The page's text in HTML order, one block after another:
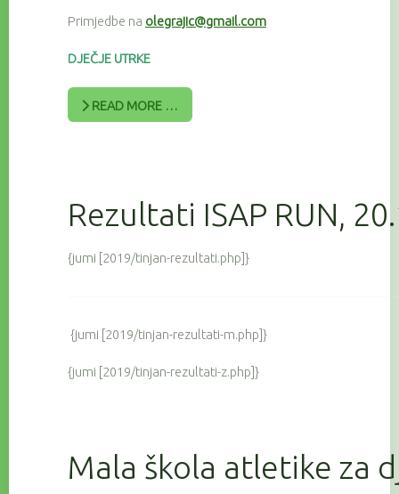
Primjedbe na olegrajic@gmail.com
DJEČJE UTRKE
READ MORE …
Rezultati ISAP RUN,
{jumi [2019/tinjan-rezultati.php]}
{jumi [2019/tinjan-rezultati-m.php]}
{jumi [2019/tinjan-rezultati-z.php]}
Mala škola atletike za